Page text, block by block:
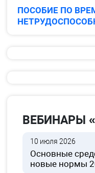
ПОСОБИЕ ПО
ВЕБИНАРЫ
10 июля 2026
Основные
новые нормы